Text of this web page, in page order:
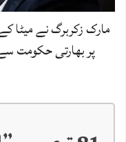
مارک زکربرگ نے میٹا
پر بھارتی حکومت